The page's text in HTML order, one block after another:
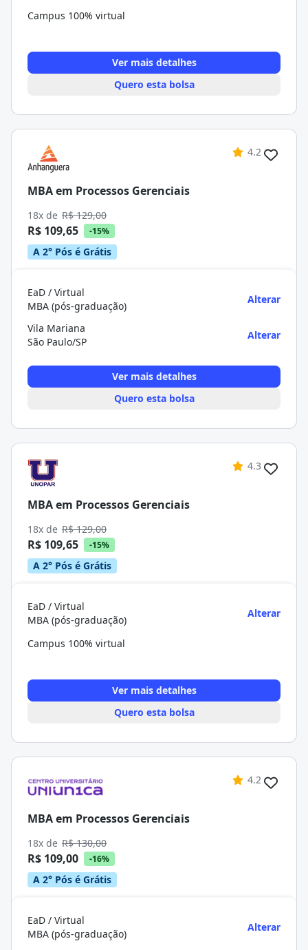
Campus 100% virtual
Ver mais detalhes
Quero esta bolsa
4.2
MBA em Processos Gerenciais
18x de R$ 129,00
R$ 109,65 -15%
A 2° Pós é Grátis
EaD / Virtual
MBA (pós-graduação)
Alterar
Vila Mariana
São Paulo/SP
Alterar
Ver mais detalhes
Quero esta bolsa
4.3
MBA em Processos Gerenciais
18x de R$ 129,00
R$ 109,65 -15%
A 2° Pós é Grátis
EaD / Virtual
MBA (pós-graduação)
Alterar
Campus 100% virtual
Ver mais detalhes
Quero esta bolsa
4.2
MBA em Processos Gerenciais
18x de R$ 130,00
R$ 109,00 -16%
A 2° Pós é Grátis
EaD / Virtual
MBA (pós-graduação)
Alterar